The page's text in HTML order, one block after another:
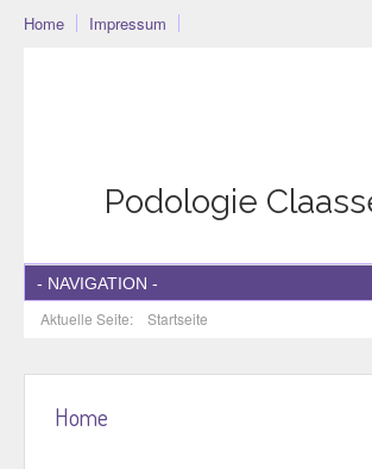
Home Impressum
Podologie
Aktuelle Seite: Startseite
Home